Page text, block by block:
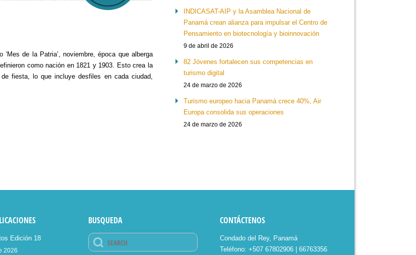
de la Patria’, noviembre, época que alberga
como nación en 1821 y 1903. Esto crea la
fiesta, lo que incluye desfiles en cada ciudad,
INDICASAT-AIP y la Asamblea Nacional de
Panamá crean alianza para impulsar el Centro de
Pensamiento en biotecnología y bioinnovación
9 de abril de 2026
82 Jóvenes fortalecen sus competencias en
turismo digital
24 de marzo de 2026
Turismo europeo hacia Panamá crece 40%, Air
Europa consolida sus operaciones
24 de marzo de 2026
Edición 18
2026
BUSQUEDA CONTÁCTENOS
Condado del Rey, Panamá
Teléfono: +507 67802906 | 66763356